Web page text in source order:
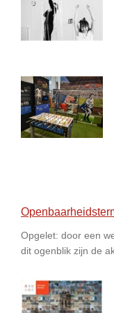
Opgelet: door een
dit ogenblik zijn de